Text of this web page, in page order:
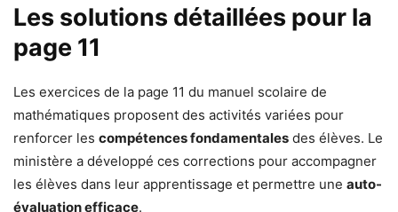
Les solutions détaillées pour la
page 11
Les exercices de la page 11 du manuel scolaire de
mathématiques proposent des activités variées pour
renforcer les compétences fondamentales des élèves. Le
ministère a développé ces corrections pour accompagner
les élèves dans leur apprentissage et permettre une auto-
évaluation efficace.